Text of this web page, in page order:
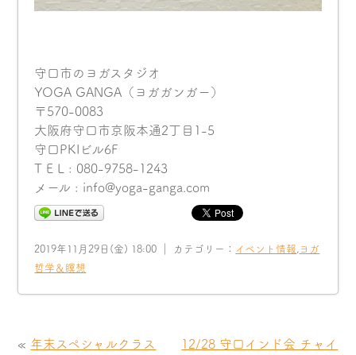
守口市のヨガスタジオ
YOGA GANGA（ヨガガンガー）
〒570-0083
大阪府守口市京阪本通2丁目1-5
守口PKIビル6F
T E L : 080-9758-1243
メール : info@yoga-ganga.com
2019年11月29日(金) 18:00 ｜ カテゴリー： イベント情報 , ヨガ
哲学＆瞑想
« 年末スペシャルクラス
12/28 守口インド会 チャイ